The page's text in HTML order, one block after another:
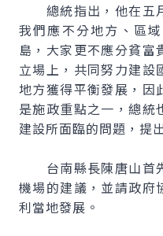
總統指出，他在五月
我們應不分地方、區
島，大家更不應分貧富
立場上，共同努力建設
地方獲得平衡發展，因
是施政重點之一，總統
建設所面臨的問題，提
台南縣長陳唐山首
機場的建議，並請政府
利當地發展。